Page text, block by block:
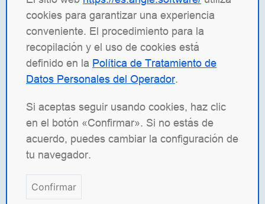
cookies para garantizar una experiencia
conveniente. El procedimiento para la
recopilación y el uso de cookies está
definido en la Política de Tratamiento de
Datos Personales del Operador.
Si aceptas seguir usando cookies, haz clic
en el botón «Confirmar». Si no estás de
acuerdo, puedes cambiar la configuración de
tu navegador.
Confirmar
Angie Software(Web Server, LLC) es una empresa de
TI rusa especializada en soluciones para sistemas de
alta carga. Nuestros productos incluyen la
plataforma de balanceo de carga
Angie ADC
(Application Delivery Controller), el servidor web
Angie PROyAngie Ingress Controller
solución de gestión de tráfico para aplicaciones
contenerizadas en Kubernetes. Estamos
especialmente orgullosos de nuestro servidor web de
código abierto
nginx con el objetivo de superar al original en